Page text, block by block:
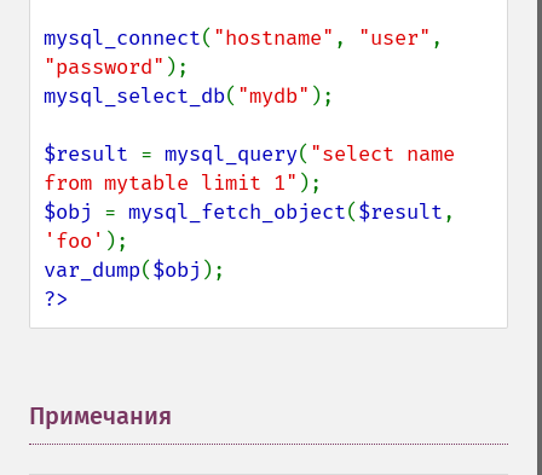
mysql_connect( "hostname" , "user"
"password"
mysql_select_db( "mydb" );
$result = mysql_query( "select name
from mytable limit 1"
$obj = mysql_fetch_object($result
'foo'
var_dump($obj
?>
Примечания